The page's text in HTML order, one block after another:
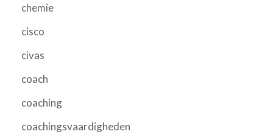
chemie
cisco
civas
coach
coaching
coachingsvaardigheden